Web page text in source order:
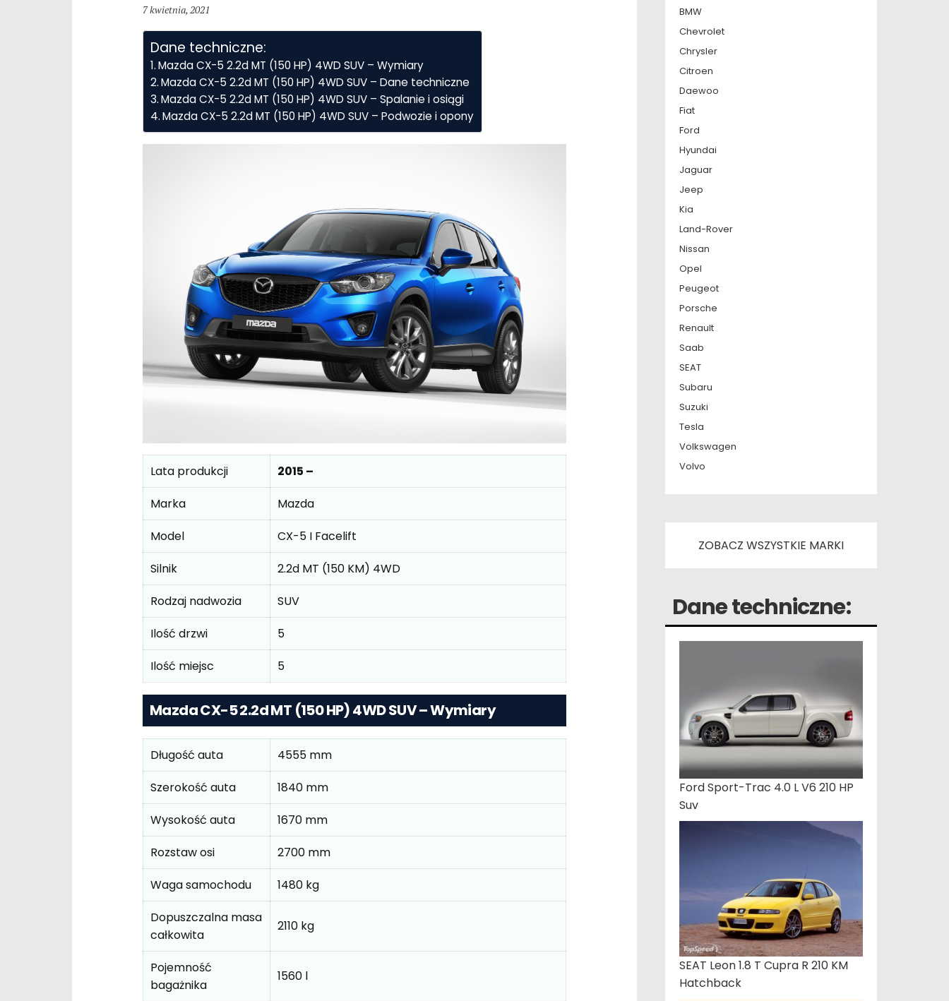
7 kwietnia, 2021
Dane techniczne:
Mazda CX-5 2.2d MT (150 HP) 4WD SUV – Wymiary
Mazda CX-5 2.2d MT (150 HP) 4WD SUV – Dane techniczne
Mazda CX-5 2.2d MT (150 HP) 4WD SUV – Spalanie i osiągi
Mazda CX-5 2.2d MT (150 HP) 4WD SUV – Podwozie i opony
Lata produkcji
2015 –
Marka
Mazda
Model
CX-5 I Facelift
Silnik
2.2d MT (150 KM) 4WD
Rodzaj nadwozia
SUV
Ilość drzwi
5
Ilość miejsc
5
Mazda CX-5 2.2d MT (150 HP) 4WD SUV – Wymiary
Długość auta
4555 mm
Szerokość auta
1840 mm
Wysokość auta
1670 mm
Rozstaw osi
2700 mm
Waga samochodu
1480 kg
Dopuszczalna masa
całkowita
2110 kg
Pojemność
bagażnika
1560 l
BMW
Chevrolet
Chrysler
Citroen
Daewoo
Fiat
Ford
Hyundai
Jaguar
Jeep
Kia
Land-Rover
Nissan
Opel
Peugeot
Porsche
Renault
Saab
SEAT
Subaru
Suzuki
Tesla
Volkswagen
Volvo
ZOBACZ WSZYSTKIE MARKI
Dane techniczne:
Ford Sport-Trac 4.0 L V6 210 HP
Suv
SEAT Leon 1.8 T Cupra R 210 KM
Hatchback